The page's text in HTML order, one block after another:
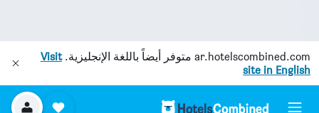
ar.hotelscombined.com متوفر أيضاً باللغة الإنجليزية.Visit
site in English